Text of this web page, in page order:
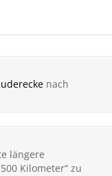
nach
längere
Kilometer“ zu